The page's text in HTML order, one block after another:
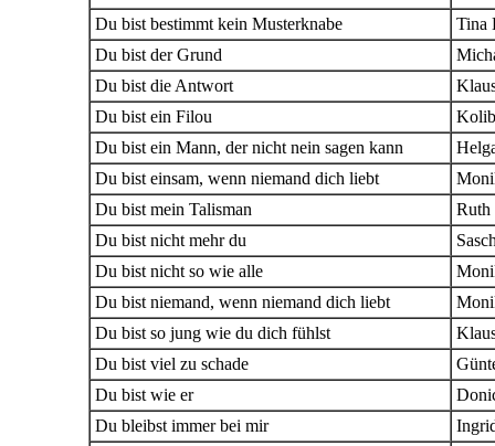
Du bist bestimmt kein Musterknabe
Tina
Du bist der Grund
Du bist die Antwort
Du bist ein Filou
Du bist ein Mann, der nicht nein sagen kann
Du bist einsam, wenn niemand dich liebt
Du bist mein Talisman
Ruth
Du bist nicht mehr du
Du bist nicht so wie alle
Du bist niemand, wenn niemand dich liebt
Du bist so jung wie du dich fühlst
Du bist viel zu schade
Du bist wie er
Du bleibst immer bei mir